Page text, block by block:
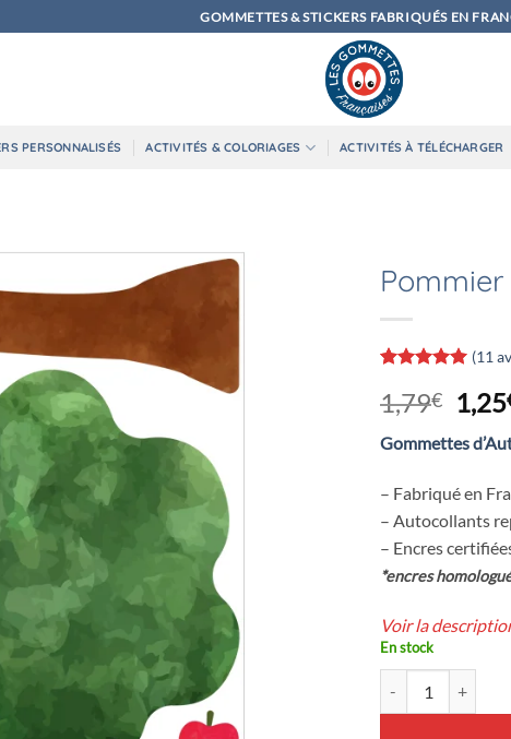
GOMMETTES & STICKERS FABRIQUÉS EN
PERSONNALISÉS ACTIVITÉS & COLORIAGES ACTIVITÉS À TÉLÉCHARGER
5 basé sur
notations
client
(11
1,79€
Le
prix
était :
1,25
Gommettes
– Fabriqué en
– Autocollants
– Encres
*encres
Voir la
En stock